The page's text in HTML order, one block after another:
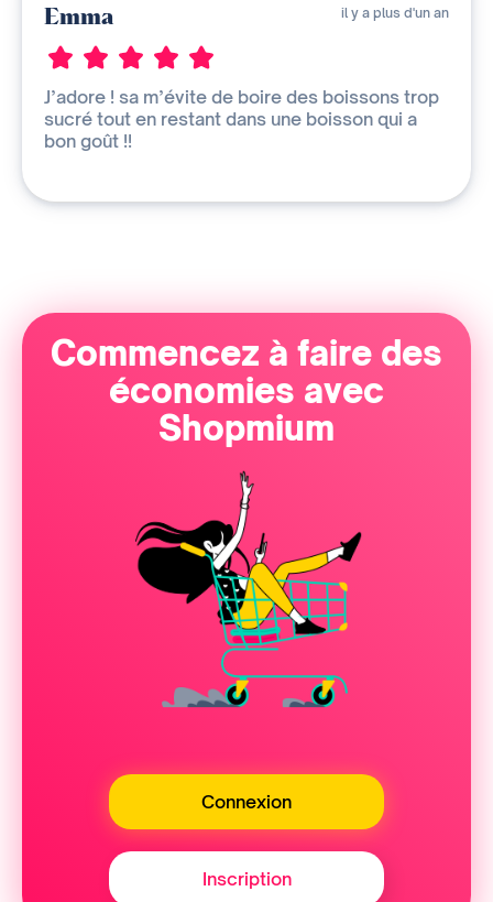
Emma il y a plus d'un an
J’adore ! sa m’évite de boire des boissons trop
sucré tout en restant dans une boisson qui a
bon goût !!
Commencez à faire des
économies avec
Shopmium
Connexion
Inscription